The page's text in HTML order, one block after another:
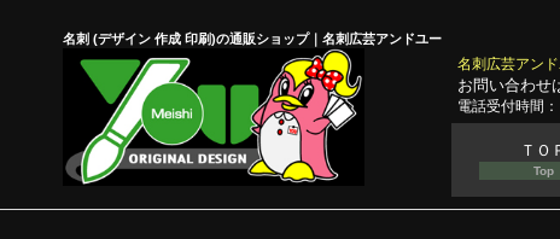
名刺 (デザイン 作成 印刷)の通販ショップ｜名刺広芸アンドユー
名刺広芸アン
お問い合わせ
電話受付時間
ＴＯ
Top